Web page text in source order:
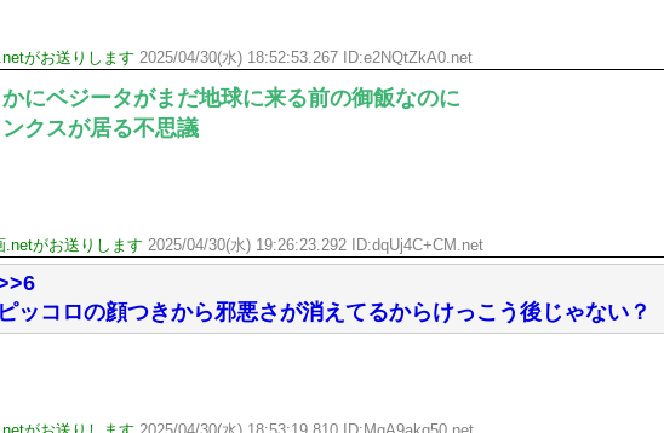
がお送りします 2025/04/30(水) 18:52:53.267 ID:e2NQtZkA0.net
にベジータがまだ地球に来る前の御飯なのに
ンクスが居る不思議
.netがお送りします 2025/04/30(水) 19:26:23.292 ID:dqUj4C+CM.net
ピッコロの顔つきから邪悪さが消えてるからけっこう後じゃない？